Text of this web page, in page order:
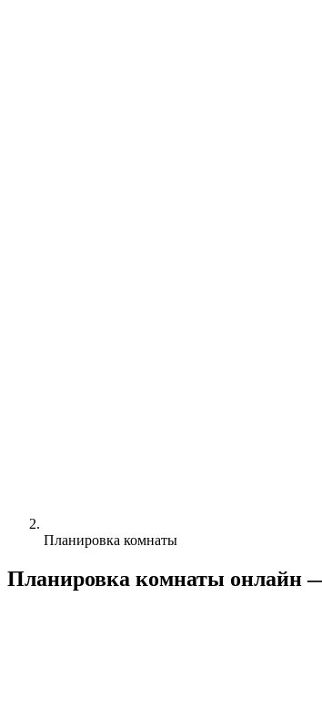
Планировка комнаты
Планировка комнаты онлайн